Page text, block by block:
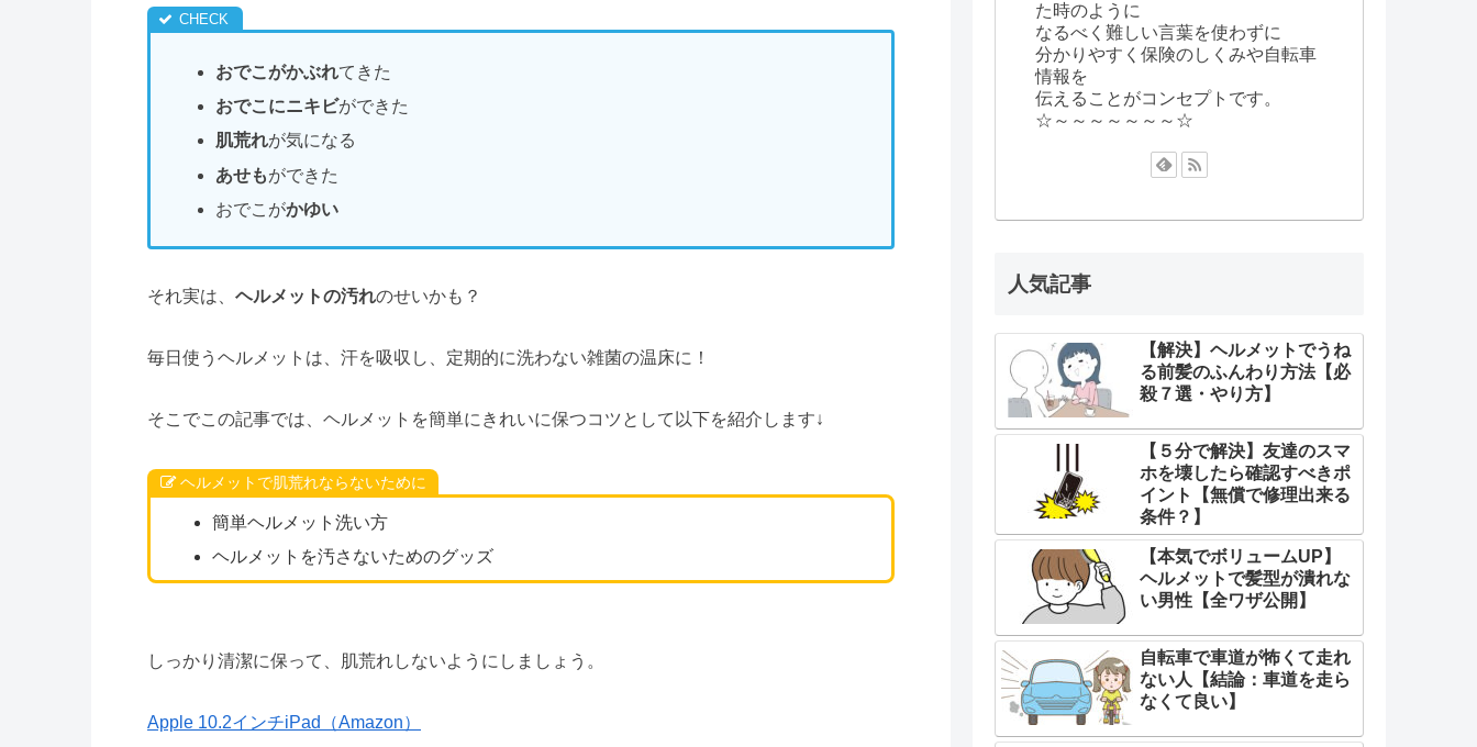
おでこがかぶれてきた
おでこにニキビができた
肌荒れが気になる
あせもができた
おでこがかゆい
それ実は、 ヘルメットの汚れのせいかも？
毎日使うヘルメットは、汗を吸収し、定期的に洗わない雑菌の温床に！
そこでこの記事では、ヘルメットを簡単にきれいに保つコツとして以下を紹介します↓
ヘルメットで肌荒れならないために
簡単ヘルメット洗い方
ヘルメットを汚さないためのグッズ
しっかり清潔に保って、肌荒れしないようにしましょう。
Apple 10.2インチiPad（Amazon）
た時のように
なるべく難しい言葉を使わずに
分かりやすく保険のしくみや自転車
情報を
伝えることがコンセプトです。
☆～～～～～～～☆
人気記事
【解決】ヘルメットでうね
る前髪のふんわり方法【必
殺７選・やり方】
【５分で解決】友達のスマ
ホを壊したら確認すべきポ
イント【無償で修理出来る
条件？】
【本気でボリュームUP】
ヘルメットで髪型が潰れな
い男性【全ワザ公開】
自転車で車道が怖くて走れ
ない人【結論：車道を走ら
なくて良い】